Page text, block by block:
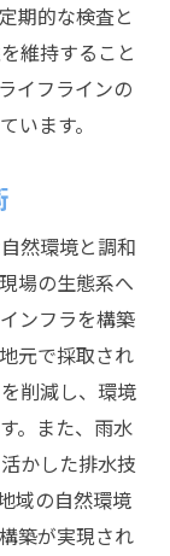
期的な検査と
維持すること
イフラインの
います。
然環境と調和
場の生態系へ
ンフラを構築
元で採取され
削減し、環境
。また、雨水
かした排水技
域の自然環境
築が実現され